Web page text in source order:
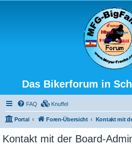
Das Bikerforum in
FAQ Knuffel
Portal Foren-Übersicht
Kontakt mit der Board-